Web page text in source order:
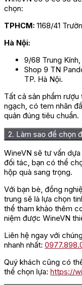
chọn:
TPHCM: 1168/41
Hà Nội:
9/68 Trung
Shop 9 TN
TP. Hà Nội.
Tất cả sản phẩm rượu
ngạch, có tem nhãn
quản đúng tiêu chuẩn.
2. Làm sao để chọn
WineVN sẽ tư vấn
đối tác, bạn có thể
hộp quà sang trọng.
Với bạn bè, đồng
trung sẽ là lựa chọn
thể tham khảo thêm
niệm được WineVN
Liên hệ ngay với
nhanh nhất:
Quý khách cũng có
thể chọn lựa: https://